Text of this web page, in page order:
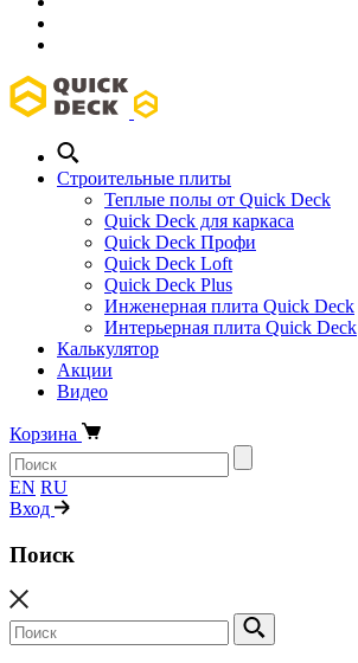
Строительные плиты
Теплые полы от Quick Deck
Quick Deck для каркаса
Quick Deck Профи
Quick Deck Loft
Quick Deck Plus
Инженерная плита Quick Deck
Интерьерная плита Quick Deck
Калькулятор
Акции
Видео
Корзина
EN RU
Вход
Поиск